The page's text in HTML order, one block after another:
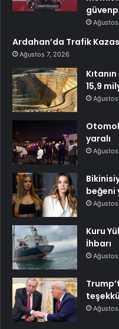
Ardahan’da Trafik
Ağustos 7, 2026
15,9
yaralı
beğeni
Kuru
İhbarı